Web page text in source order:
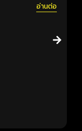
อ่านต่อ